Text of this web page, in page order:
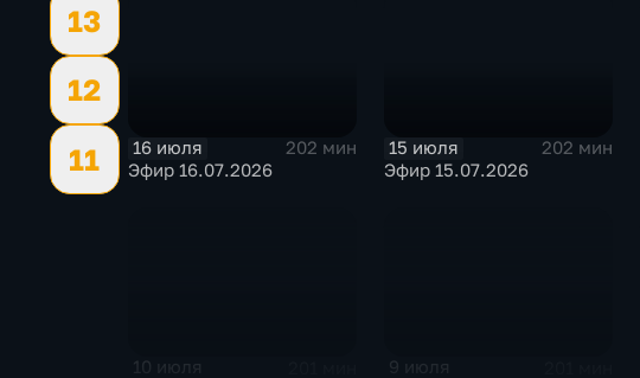
13
12
11
16 июля
202 мин
Эфир 16.07.2026
15 июля
202 мин
Эфир 15.07.2026
10 июля 9 июля